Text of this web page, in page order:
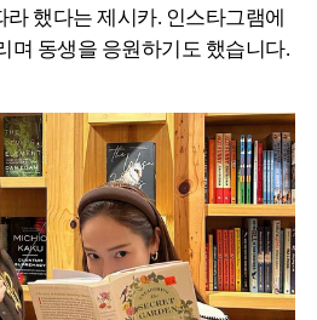
했다는 제시카. 인스타그램에
며 동생을 응원하기도 했습니다.